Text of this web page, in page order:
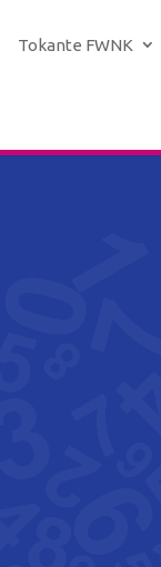
Tokante FWNK